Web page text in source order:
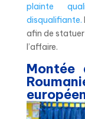
plainte
disqualifiante.
afin de
l’affaire.
Montée